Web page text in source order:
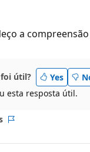
a
útil? Yes
esta resposta útil.